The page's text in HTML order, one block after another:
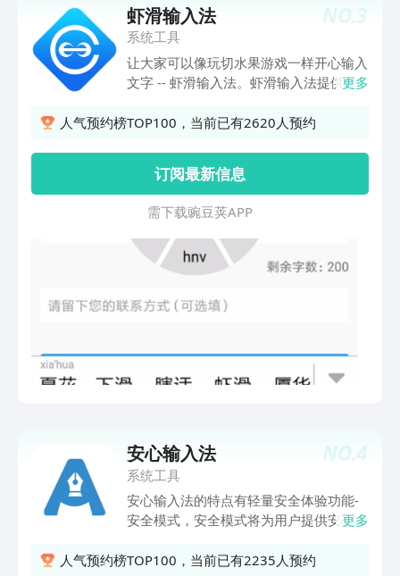
沟通、恋爱军师、百变人设、写作达人等
多种助手能力，帮你展现多面魅力【AI剪
贴板】手边“智能小助理”，支持智能回
复、仿写、拆词、翻译、搜索等快捷操作
【Biu星球社区】创作者兴趣社区，与同
频共振的TA互动交流分享有趣好玩的内
容【斗图表情】Emoji、颜文字、表情包
等海量表情资源，支持打字出表情、关键
词搜索，无需收藏、便捷使用【键盘计算
器】数字键盘变身计算器，计算又快又准
【游戏键盘】匹配游戏场景，定制语音沟
妙趣横“声”讯飞输入法【有AI键的输入
法】，为你量身打造的【专属输入法】，
微信官方公众号：讯飞输入法微博官方账
APP，点击[我的]-[设置]-[意见反馈]每一
条消息我们都会认真阅读，真诚期待您的
反馈哦！
NO.3
虾滑输入法
系统工具
让大家可以像玩切水果游戏一样开心输入
文字 -- 虾滑输入法。虾滑输入法提供传
滑行混输，完全支持传统点击输入。同时
覆swype的滑行输入方式，专为中文滑行
输入量身定制，支持中英文混输，兼容滑
行和点击操作。# 4键独创模式除了支持
传统qwerty键盘外，独创4键键盘，仅用
4键完成传统拼音输入法“字母键+功能
键”的等效输入功能，手机/平板轻松实现
单手滑行输入操作，遮挡更少，体验更
好。# 速度与体验输入速度上相较传统点
体验更顺畅、更具趣味性！
更多
人气预约榜TOP100，当前已有2620人预约
订阅最新信息
需 下 载 豌 豆 荚 A P P
NO.4
安心输入法
系统工具
安心输入法的特点有轻量安全体验功能-
安全模式，安全模式将为用户提供安心的
族的存在，可放心大胆的进行输入与查
更多
人气预约榜TOP100，当前已有2235人预约